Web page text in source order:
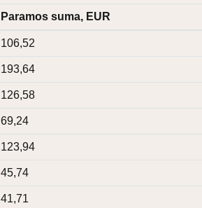
Paramos suma, EUR
106,52
193,64
126,58
69,24
123,94
45,74
41,71